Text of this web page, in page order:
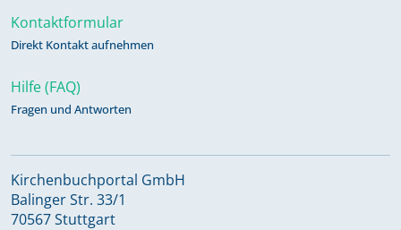
Kontaktformular
Direkt Kontakt aufnehmen
Hilfe (FAQ)
Fragen und Antworten
Kirchenbuchportal GmbH
Balinger Str. 33/1
70567 Stuttgart